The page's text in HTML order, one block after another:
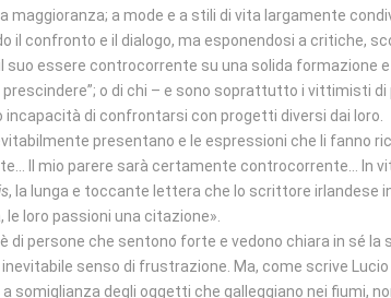
maggioranza; a mode e a stili di vita largamente
il confronto e il dialogo, ma esponendosi a critiche,
suo essere controcorrente su una solida formazione
o di chi – e sono soprattutto i vittimisti
incapacità di confrontarsi con progetti diversi dai loro.
presentano e le espressioni che li fanno
Il mio parere sarà certamente controcorrente… In
, la lunga e toccante lettera che lo scrittore irlandese
loro passioni una citazione».
di persone che sentono forte e vedono chiara in sé
senso di frustrazione. Ma, come scrive
somiglianza degli oggetti che galleggiano nei fiumi,